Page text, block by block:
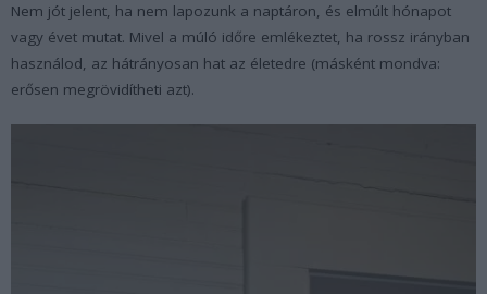
Nem jót jelent, ha nem lapozunk a naptáron, és elmúlt hónapot
vagy évet mutat. Mivel a múló időre emlékeztet, ha rossz irányban
használod, az hátrányosan hat az életedre (másként mondva:
erősen megrövidítheti azt).